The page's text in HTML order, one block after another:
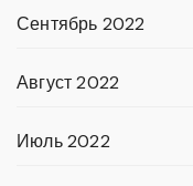
Сентябрь 2022
Август 2022
Июль 2022